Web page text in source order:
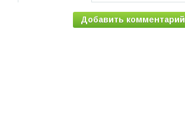
Добавить комментарий